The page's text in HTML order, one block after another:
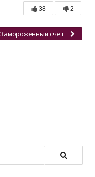
38 2
Замороженный счёт